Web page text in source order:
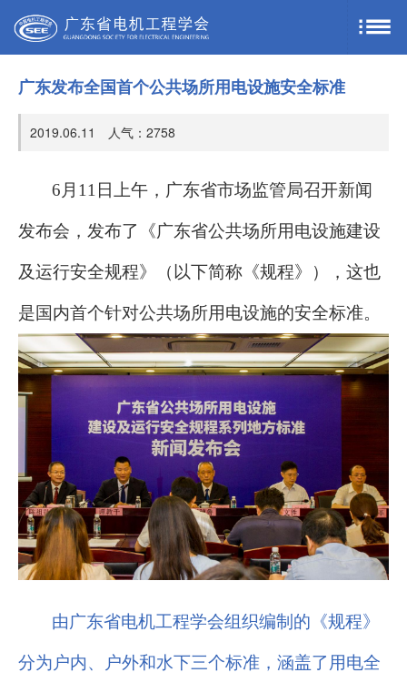
广东发布全国首个公共场所用电设施安全标准
2019.06.11 人气： 2758
6月11日上午，广东省市场监管局召开新闻
发布会，发布了《广东省公共场所用电设施建设
及运行安全规程》（以下简称《规程》），这也
是国内首个针对公共场所用电设施的安全标准。
由广东省电机工程学会组织编制的《规程》
分为户内、户外和水下三个标准，涵盖了用电全